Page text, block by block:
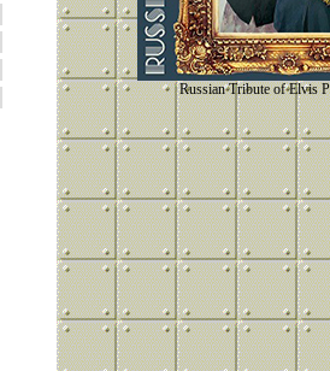
Russian Tribute of Elvis